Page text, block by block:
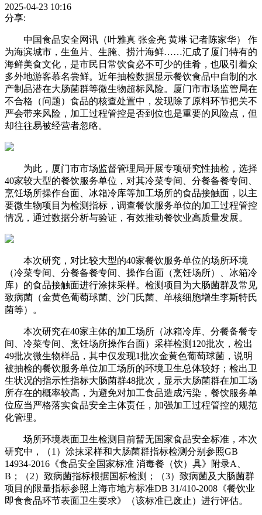
2025-04-23 10:16
分享:
中国食品安全网讯（叶雅真 张金亮 黄琳 记者陈家华） 作
为海滨城市，生鱼片、生腌、捞汁海鲜……汇成了厦门特有的
海鲜美食文化，是市民日常饮食必不可少的佳肴，也吸引着众
多外地游客慕名尝鲜。近年抽检数据显示餐饮食品中自制的水
产制品潜在大肠菌群等微生物超标风险。厦门市市场监管局在
不合格（问题）食品的核查处置中，发现除了原料环节把关不
严会带来风险，加工过程管控是否到位也是重要的风险点，但
却往往易被经营者忽略。
为此，厦门市市场监督管理局开展专项研究性抽检，选择
40家较大型的餐饮服务单位，对其冷菜专间、分餐备餐专间、
烹饪场所操作台面、冰箱冷库等加工场所的食品接触面，以主
要微生物项目为检测指标，调查餐饮服务单位的加工过程管控
情况，通过数据分析与验证，有效推动餐饮业高质量发展。
本次研究，对比较大型的40家餐饮服务单位的场所环境
（冷菜专间、分餐备餐专间、操作台面（烹饪场所）、冰箱冷
库）的食品接触面进行涂抹采样。检测项目为大肠菌群及常见
致病菌（金黄色葡萄球菌、沙门氏菌、单核细胞增生李斯特氏
菌等）。
本次研究在40家主体的加工场所（冰箱冷库、分餐备餐专
间、冷菜专间、烹饪场所操作台面）采样检测120批次，检出
49批次微生物样品，其中仅发现1批次金黄色葡萄球菌，说明
被抽检的餐饮服务单位加工场所的环境卫生总体较好；检出卫
生状况的指示性指标大肠菌群48批次，显示大肠菌群在加工场
所存在的概率较高，为避免对加工食品造成污染，餐饮服务单
位应当严格落实食品安全主体责任，加强加工过程管控的规范
化管理。
场所环境表面卫生检测目前暂无国家食品安全标准，本次
研究中，（1）涂抹采样和大肠菌群指标检测分别参照GB
14934-2016《食品安全国家标准 消毒餐（饮）具》附录A、
B；（2）致病菌指标根据国标检测；（3）致病菌及大肠菌群
项目的限量指标参照上海市地方标准DB 31/410-2008《餐饮业
即食食品环节表面卫生要求》（该标准已废止）进行评估。